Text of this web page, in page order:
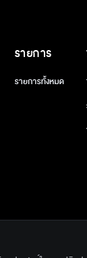
รายการ
รายการทั้งหมด